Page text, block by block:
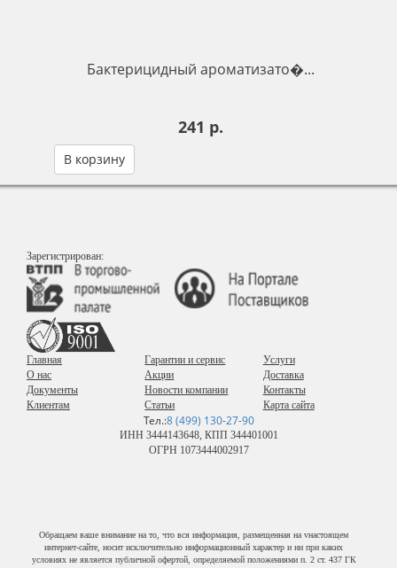
Бактерицидный ароматизато�...
241 р.
В корзину
Зарегистрирован:
Главная
О нас
Документы
Клиентам
Гарантии и сервис
Акции
Новости компании
Статьи
Услуги
Доставка
Контакты
Карта сайта
Тел.:8 (499) 130-27-90
ИНН 3444143648, КПП 344401001
ОГРН 1073444002917
Обращаем ваше внимание на то, что вся информация, размещенная на vнастоящем
интернет-сайте, носит исключительно информационный характер и ни при каких
условиях не является публичной офертой, определяемой положениями п. 2 ст. 437 ГК